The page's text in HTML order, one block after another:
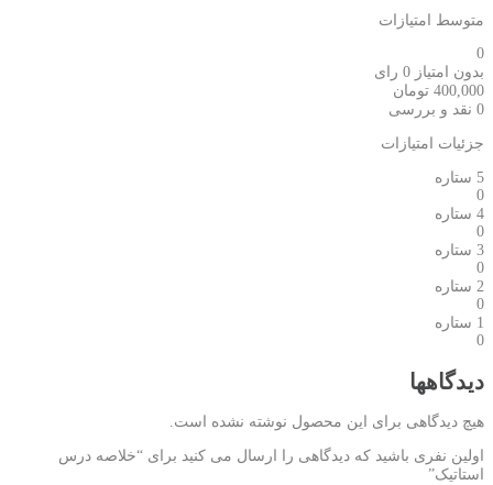
متوسط امتیازات
0
بدون امتیاز 0 رای
400,000 تومان
0 نقد و بررسی
جزئیات امتیازات
5 ستاره
0
4 ستاره
0
3 ستاره
0
2 ستاره
0
1 ستاره
0
دیدگاهها
هیچ دیدگاهی برای این محصول نوشته نشده است.
اولین نفری باشید که دیدگاهی را ارسال می کنید برای “خلاصه درس
استاتیک”